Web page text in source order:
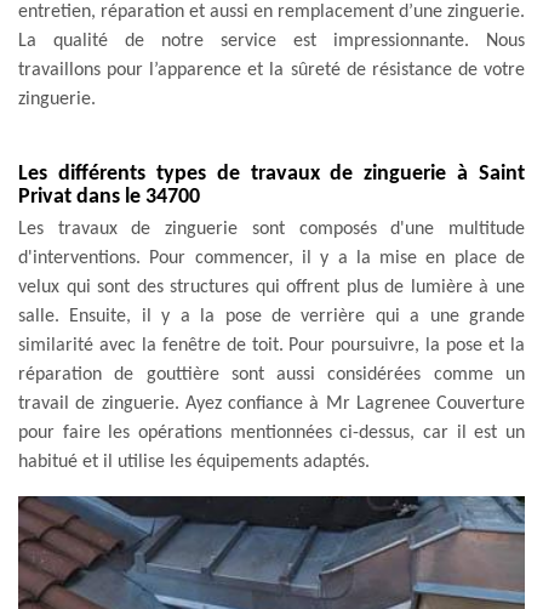
entretien, réparation et aussi en remplacement d’une zinguerie.
La qualité de notre service est impressionnante. Nous
travaillons pour l’apparence et la sûreté de résistance de votre
zinguerie.
Les différents types de travaux de zinguerie à Saint
Privat dans le 34700
Les travaux de zinguerie sont composés d'une multitude
d'interventions. Pour commencer, il y a la mise en place de
velux qui sont des structures qui offrent plus de lumière à une
salle. Ensuite, il y a la pose de verrière qui a une grande
similarité avec la fenêtre de toit. Pour poursuivre, la pose et la
réparation de gouttière sont aussi considérées comme un
travail de zinguerie. Ayez confiance à Mr Lagrenee Couverture
pour faire les opérations mentionnées ci-dessus, car il est un
habitué et il utilise les équipements adaptés.